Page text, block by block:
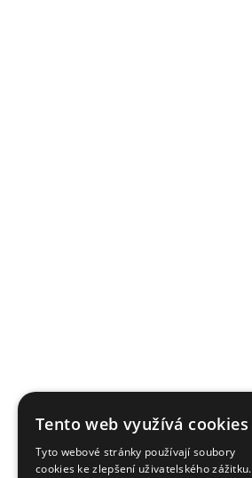
Tento web využívá cookies
Tyto webové stránky používají soubory
cookies ke zlepšení uživatelského zážitku.